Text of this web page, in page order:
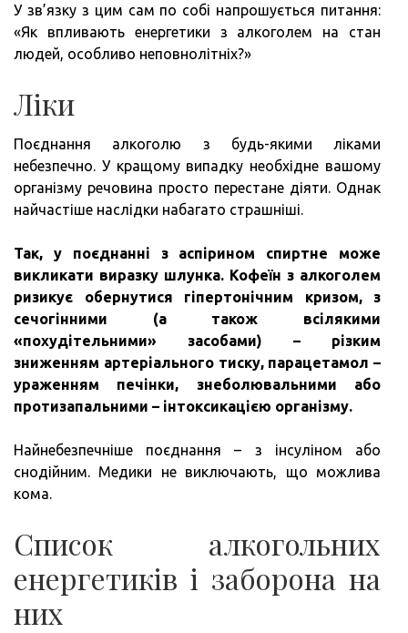
У зв’язку з цим сам по собі напрошується питання:
«Як впливають енергетики з алкоголем на стан
людей, особливо неповнолітніх?»
Ліки
Поєднання алкоголю з будь-якими ліками
небезпечно. У кращому випадку необхідне вашому
організму речовина просто перестане діяти. Однак
найчастіше наслідки набагато страшніші.
Так, у поєднанні з аспірином спиртне може
викликати виразку шлунка. Кофеїн з алкоголем
ризикує обернутися гіпертонічним кризом, з
сечогінними (а також всілякими
«похудітельними» засобами) – різким
зниженням артеріального тиску, парацетамол –
ураженням печінки, знеболювальними або
протизапальними – інтоксикацією організму.
Найнебезпечніше поєднання – з інсуліном або
снодійним. Медики не виключають, що можлива
кома.
Список алкогольних
енергетиків і заборона на
них